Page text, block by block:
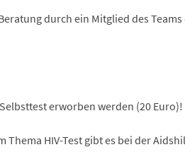
durch ein Mitglied des
erworben werden (20 Euro)!
HIV-Test gibt es bei der